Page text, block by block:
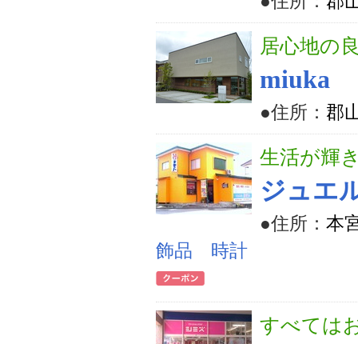
居心地の
miuka
●住所： 郡
生活が輝
ジュエ
●住所： 本
飾品 時計
すべては